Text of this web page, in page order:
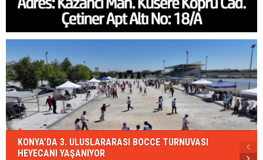
KONYA’DA 3. ULUSLARARASI BOCCE TURNUVASI
HEYECANI YAŞANIYOR